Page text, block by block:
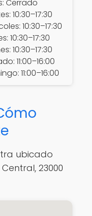
Cerrado
10:30–17:30
10:30–17:30
10:30–17:30
10:30–17:30
11:00–16:00
11:00–16:00
ubicado
23000